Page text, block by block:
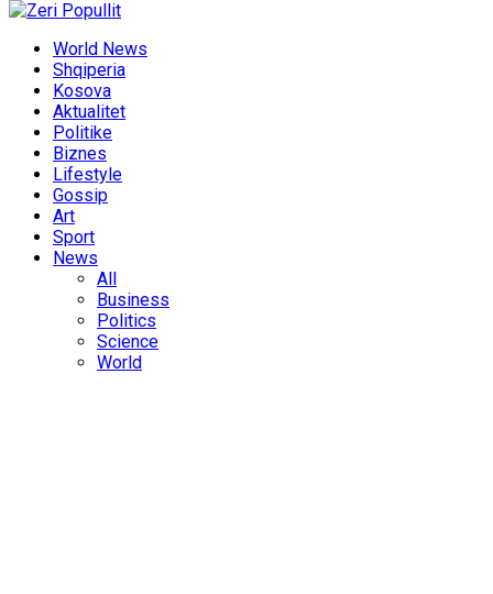
World News
Shqiperia
Kosova
Aktualitet
Politike
Biznes
Lifestyle
Gossip
Art
Sport
News
All
Business
Politics
Science
World